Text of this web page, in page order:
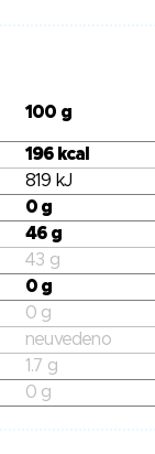
100 g
196 kcal
819 kJ
0 g
46 g
43 g
0 g
0 g
neuvedeno
1.7 g
0 g